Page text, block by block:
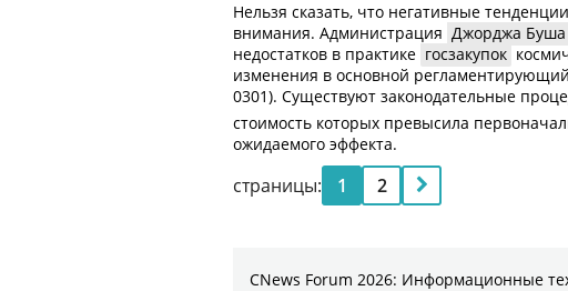
Нельзя сказать, что негативные
внимания. Администрация Джорджа Буша
недостатков в практике госзакупок
изменения в основной
0301). Существуют законодательные
стоимость которых превысила
ожидаемого эффекта.
страницы: 1 2
CNews Forum 2026: Информационные